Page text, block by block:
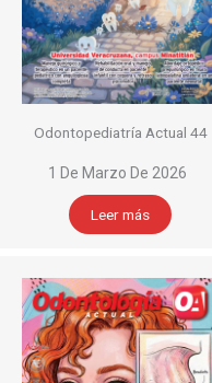
Odontopediatría Actual 44
1 De Marzo De 2026
Leer más